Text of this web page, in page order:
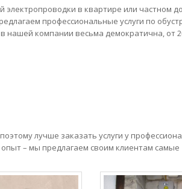
в квартире или частном
профессиональные услуги по
нашей компании весьма демократична, от
лучше заказать услуги у
– мы предлагаем своим клиентам самые